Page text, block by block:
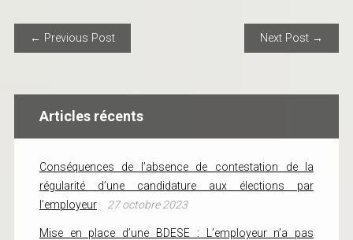
POST NAVIGATION
← Previous Post Next Post →
Articles récents
Conséquences de l’absence de contestation de la
régularité d’une candidature aux élections par
l’employeur
27 octobre 2023
Mise en place d’une BDESE : L’employeur n’a pas